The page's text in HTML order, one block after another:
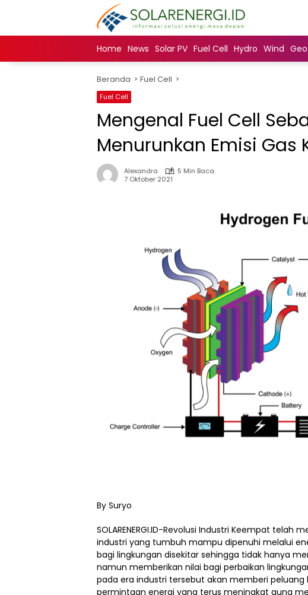
Home News Solar PV Fuel Cell Hydro Wind
Beranda Fuel Cell
Fuel Cell
Mengenal Fuel Cell
Menurunkan Emisi Gas
Alexandra
5 Min Baca
7 Oktober 2021
By Suryo
SOLARENERGI.ID-Revolusi Industri Keempat
industri yang tumbuh mampu dipenuhi melalui
bagi lingkungan disekitar sehingga tidak hanya
namun memberikan nilai bagi perbaikan
pada era industri tersebut akan memberi
permintaan energi yang terus meningkat guna